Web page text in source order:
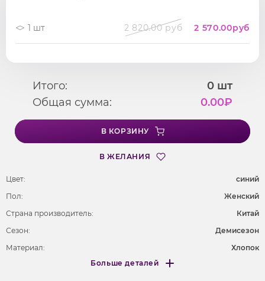
1 шт 2 820.00 руб 2 570.00руб
Итого: 0 шт
Общая сумма:
0.00₽
В КОРЗИНУ
В ЖЕЛАНИЯ
Цвет:
cиний
Пол:
Женский
Страна производитель:
Китай
Сезон:
Демисезон
Материал:
Хлопок
Больше деталей
Меньше деталей